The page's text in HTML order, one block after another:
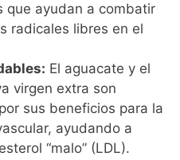
que ayudan a combatir
radicales libres en el
El aguacate y el
virgen extra son
sus beneficios para la
ayudando a
“malo” (LDL).